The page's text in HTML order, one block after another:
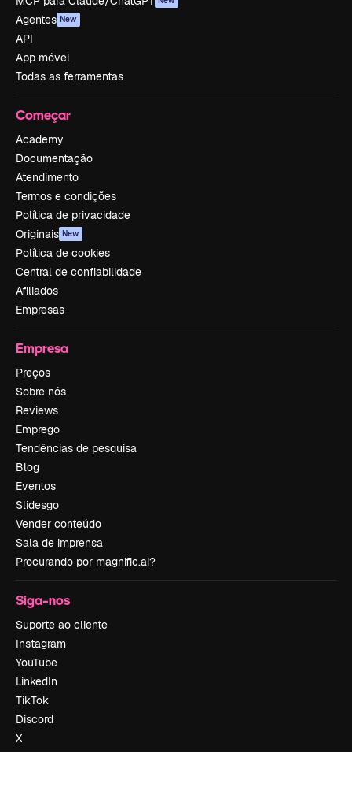
Agentes New
API
App móvel
Todas as ferramentas
Começar
Academy
Documentação
Atendimento
Termos e condições
Política de privacidade
Originais New
Política de cookies
Central de confiabilidade
Afiliados
Empresas
Empresa
Preços
Sobre nós
Reviews
Emprego
Tendências de pesquisa
Blog
Eventos
Slidesgo
Vender conteúdo
Sala de imprensa
Procurando por magnific.ai?
Siga-nos
Suporte ao cliente
Instagram
YouTube
LinkedIn
TikTok
Discord
X
Reddit